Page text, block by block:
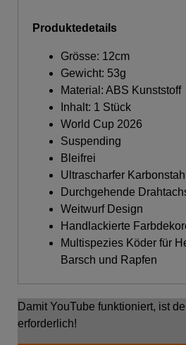
Produktedetails
Grösse: 12cm
Gewicht: 53g
Material: ABS Kunststoff
Inhalt: 1 Stück
World Cup 2026
Suspending
Bleifrei
Ultrascharfer
Durchgehende
Weitwurf Design
Handlackierte
Multispezies Köder für
Barsch und Rapfen
Damit YouTube funktioniert, ist
erforderlich!